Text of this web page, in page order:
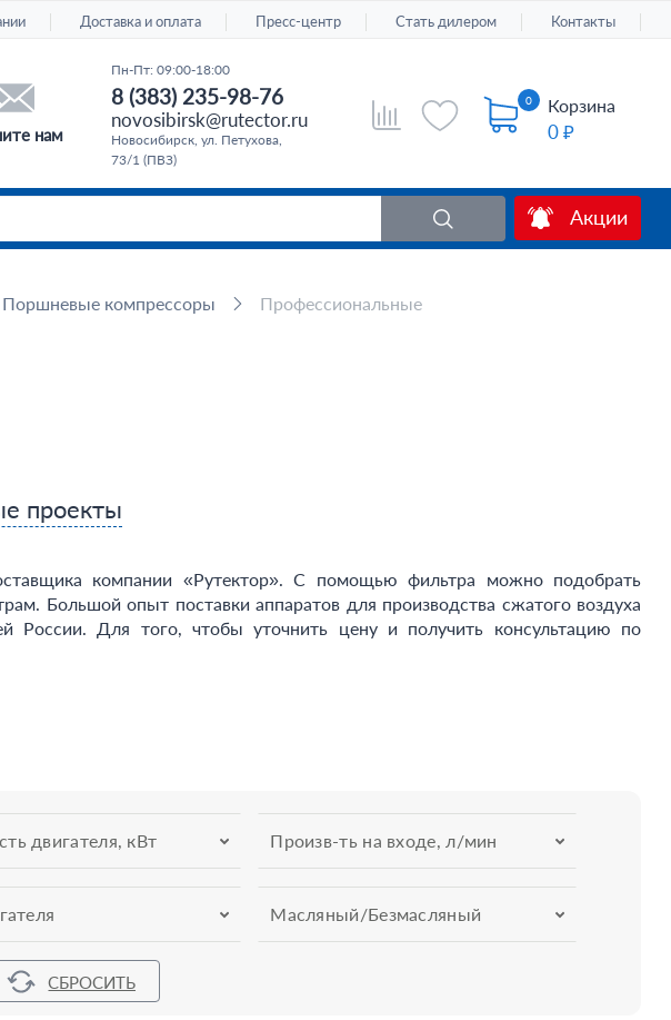
Доставка и оплата Пресс-центр Стать дилером Контакты
0 Корзина
0 ₽
нам
Пн-Пт: 09:00-18:00
8 (383) 235-98-76
novosibirsk@rutector.ru
Новосибирск, ул. Петухова,
73/1 (ПВЗ)
Акции
Поршневые компрессоры Профессиональные
проекты
компании «Рутектор». С помощью фильтра можно подобрать
Большой опыт поставки аппаратов для производства сжатого воздуха
России. Для того, чтобы уточнить цену и получить консультацию по
двигателя, кВт Произв-ть на входе, л/мин
Масляный/Безмасляный